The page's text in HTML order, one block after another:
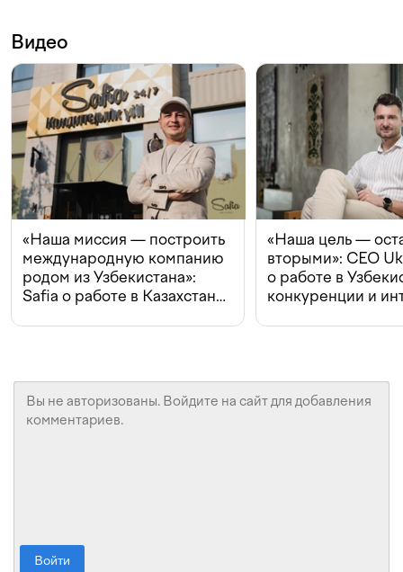
Видео
«Наша миссия — построить
международную компанию
родом из Узбекистана»:
Safia о работе в Казахстане,
«Наша цель —
вторыми»: CEO
о работе в
конкуренции и
Войти